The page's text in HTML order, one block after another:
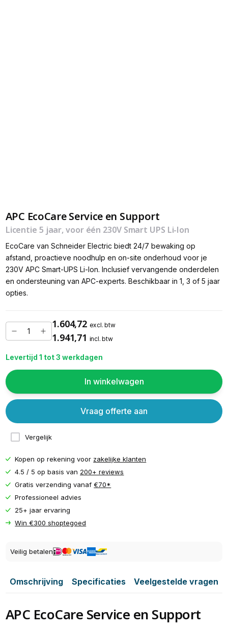
APC EcoCare Service en Support
Licentie 5 jaar, voor één 230V Smart UPS Li-Ion
EcoCare van Schneider Electric biedt 24/7 bewaking op
afstand, proactieve noodhulp en on-site onderhoud voor je
230V APC Smart-UPS Li-Ion. Inclusief vervangende onderdelen
en ondersteuning van APC-experts. Beschikbaar in 1, 3 of 5 jaar
opties.
1.604,72 excl. btw
1.941,71 incl. btw
Levertijd 1 tot 3 werkdagen
In winkelwagen
Vergelijk
Vraag offerte aan
Kopen op rekening voor zakelijke klanten
4.5 / 5 op basis van 200+ reviews
Gratis verzending vanaf€70*
Professioneel advies
25+ jaar ervaring
Win €300 shoptegoed
Veilig betalen
Omschrijving Specificaties Veelgestelde vragen
APC EcoCare Service en Support